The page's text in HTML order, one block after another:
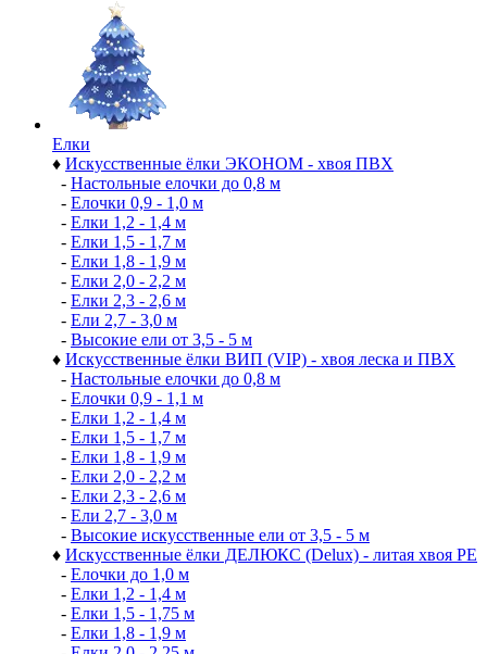
Елки
♦ Искусственные ёлки ЭКОНОМ - хвоя ПВХ
- Настольные елочки до 0,8 м
- Елочки 0,9 - 1,0 м
- Елки 1,2 - 1,4 м
- Елки 1,5 - 1,7 м
- Елки 1,8 - 1,9 м
- Елки 2,0 - 2,2 м
- Елки 2,3 - 2,6 м
- Ели 2,7 - 3,0 м
- Высокие ели от 3,5 - 5 м
♦ Искусственные ёлки ВИП (VIP) - хвоя леска и ПВХ
- Настольные елочки до 0,8 м
- Елочки 0,9 - 1,1 м
- Елки 1,2 - 1,4 м
- Елки 1,5 - 1,7 м
- Елки 1,8 - 1,9 м
- Елки 2,0 - 2,2 м
- Елки 2,3 - 2,6 м
- Ели 2,7 - 3,0 м
- Высокие искусственные ели от 3,5 - 5 м
♦ Искусственные ёлки ДЕЛЮКС (Delux) - литая хвоя РЕ
- Елочки до 1,0 м
- Елки 1,2 - 1,4 м
- Елки 1,5 - 1,75 м
- Елки 1,8 - 1,9 м